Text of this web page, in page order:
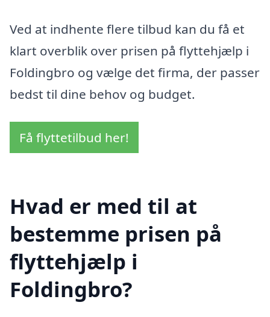
Ved at indhente flere tilbud kan du få et
klart overblik over prisen på flyttehjælp i
Foldingbro og vælge det firma, der passer
bedst til dine behov og budget.
Få flyttetilbud her!
Hvad er med til at
bestemme prisen på
flyttehjælp i
Foldingbro?